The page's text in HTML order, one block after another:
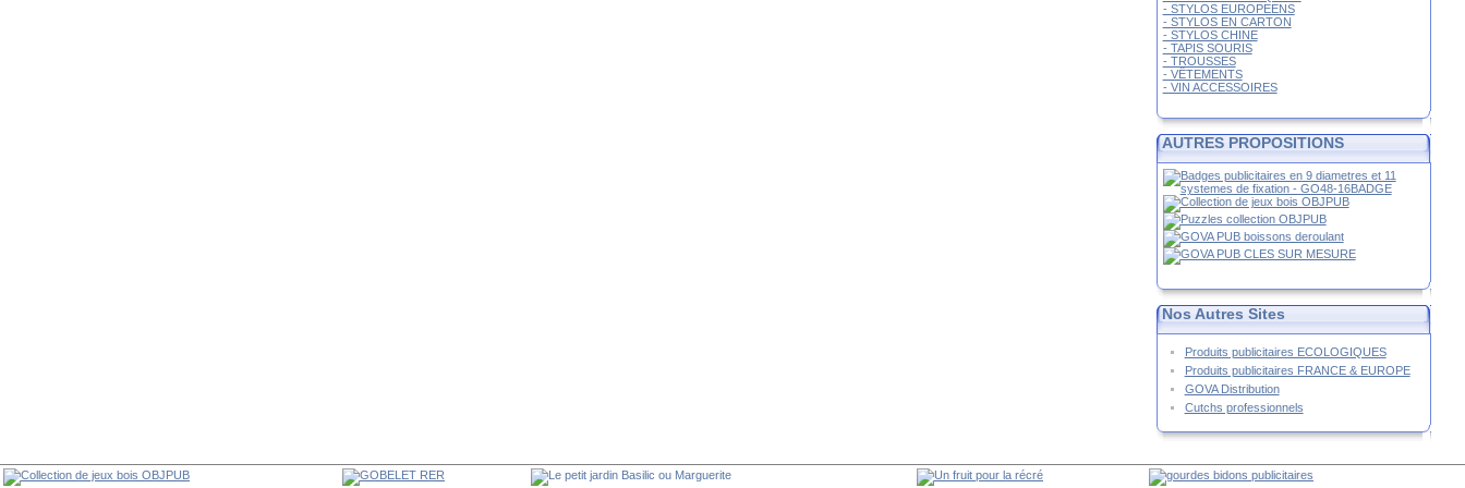
- STYLOS EUROPEENS
- STYLOS EN CARTON
- STYLOS CHINE
- TAPIS SOURIS
- TROUSSES
- VÊTEMENTS
- VIN ACCESSOIRES
AUTRES PROPOSITIONS
Nos Autres Sites
Produits publicitaires ECOLOGIQUES
Produits publicitaires FRANCE & EUROPE
GOVA Distribution
Cutchs professionnels